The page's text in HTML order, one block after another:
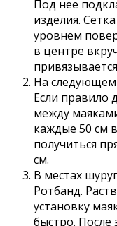
Под нее
изделия.
уровнем
в центре
На следующем
Если правило
между
каждые 50 см
получиться
см.
В местах
Ротбанд.
установку
быстро. После